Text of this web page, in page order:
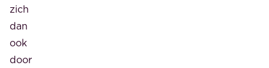
zich
dan
ook
door